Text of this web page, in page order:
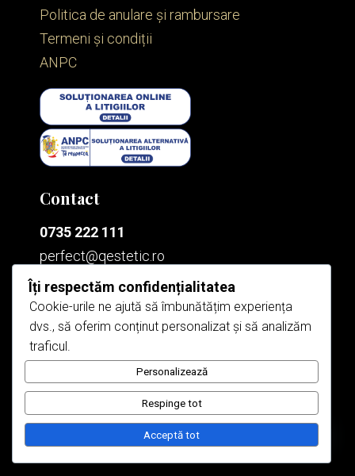
Politica de anulare și rambursare
Termeni și condiții
ANPC
Contact
0735 222 111
perfect@qestetic.ro

Bucium
Sos. Bucium nr. 55k

Păcurari
Șos Păcurari, Nr 120
Îți respectăm confidențialitatea
Cookie-urile ne ajută să îmbunătățim experiența
dvs., să oferim conținut personalizat și să analizăm
traficul.
Personalizează
Respinge tot
Acceptă tot
Open